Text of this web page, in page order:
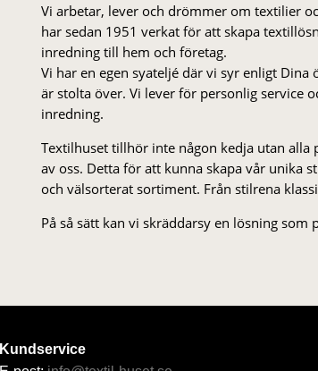
Vi arbetar, lever och drömmer om textilier
har sedan 1951 verkat för att skapa
inredning till hem och företag.
Vi har en egen syateljé där vi syr enligt Dina
är stolta över. Vi lever för personlig service
inredning.
Textilhuset tillhör inte någon kedja utan alla
av oss. Detta för att kunna skapa vår unika
och välsorterat sor­ti­ment. Från stil­rena
På så sätt kan vi skräddarsy en lösning som
Kundservice